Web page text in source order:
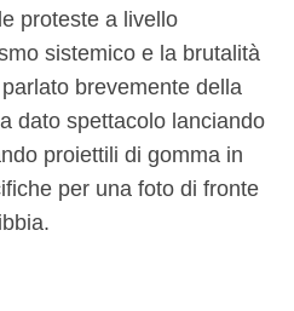
proteste a livello
sistemico e la brutalità
brevemente della
dato spettacolo lanciando
proiettili di gomma in
per una foto di fronte